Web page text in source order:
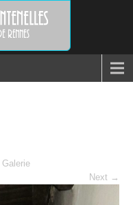
Galerie
Next →